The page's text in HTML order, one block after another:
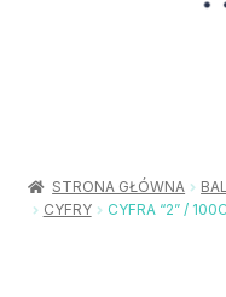
Urodziny / Imprezy
STRONA GŁÓWNA
CYFRY
CYFRA “2” /